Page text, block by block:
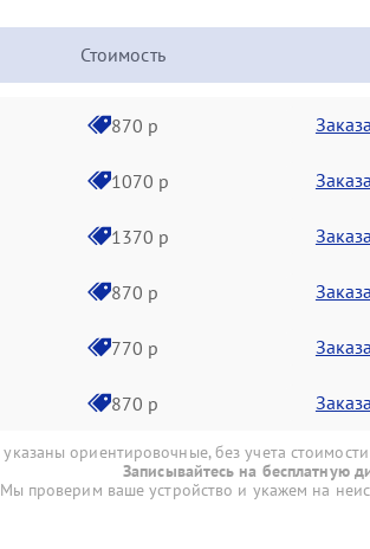
Стоимость
870 р
1070 р
1370 р
870 р
770 р
870 р
ориентировочные, без учета стоимости
Записывайтесь на бесплатную
Мы проверим ваше устройство и укажем на